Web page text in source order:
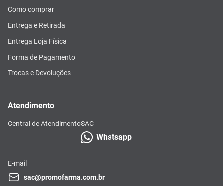
Como comprar
Entrega e Retirada
Entrega Loja Física
Forma de Pagamento
Trocas e Devoluções
Atendimento
Central de AtendimentoSAC
Whatsapp
E-mail
sac@promofarma.com.br